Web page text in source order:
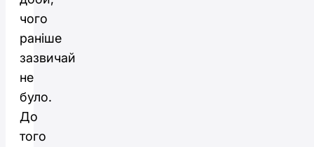
чого
раніше
зазвичай
не
було.
До
того